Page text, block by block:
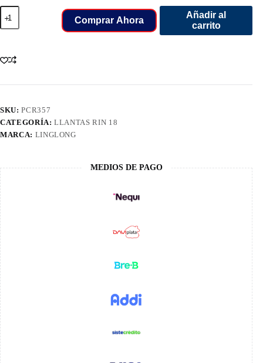
285/60/18
LLANT
LINGLONG
cantidad
Comprar Ahora
Añadir al
carrito
SKU:PCR357
CATEGORÍA:LLANTAS RIN 18
MARCA: LINGLONG
MEDIOS DE PAGO